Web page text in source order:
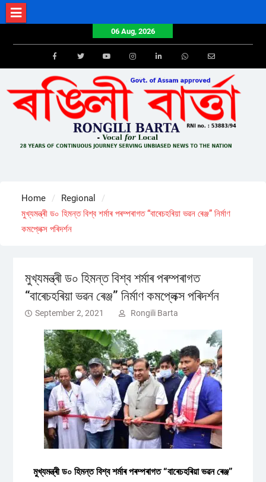
Skip
to
06 Aug, 2026
FacebookTwitterYoutube Email
Home
Regional
মুখ্যমন্ত্ৰী ড০ হিমন্ত বিশ্ব শৰ্মাৰ পৰম্পৰাগত “বাৰেচহৰিয়া ভৱন ৰেঞ্জ” নিৰ্মাণ
কমপ্লেক্স পৰিদৰ্শন
মুখ্যমন্ত্ৰী ড০ হিমন্ত বিশ্ব শৰ্মাৰ পৰম্পৰাগত
“বাৰেচহৰিয়া ভৱন ৰেঞ্জ” নিৰ্মাণ কমপ্লেক্স পৰিদৰ্শন
September 2, 2021 Rongili Barta
মুখ্যমন্ত্ৰী ড০ হিমন্ত বিশ্ব শৰ্মাৰ পৰম্পৰাগত “বাৰেচহৰিয়া ভৱন ৰেঞ্জ”